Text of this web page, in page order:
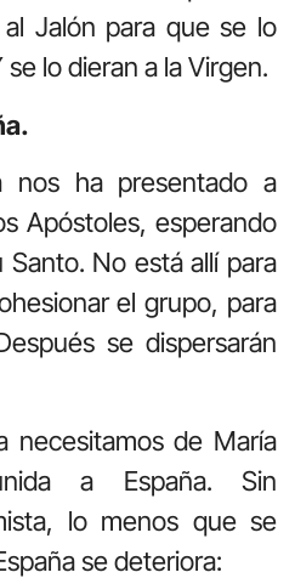
Jalón para que se lo
lo dieran a la Virgen.
nos ha presentado a
Apóstoles, esperando
Santo. No está allí para
el grupo, para
se dispersarán
necesitamos de María
a España. Sin
lo menos que se
se deteriora: